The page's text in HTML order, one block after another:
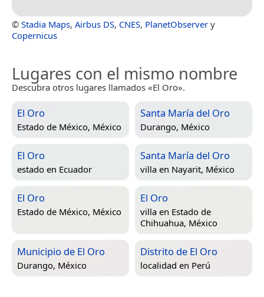
© Stadia Maps, Airbus DS, CNES, PlanetObserver y
Copernicus
Lugares con el mismo nombre
Descubra otros lugares llamados «El Oro».
El Oro
Estado de México, México
Santa María del Oro
Durango, México
El Oro
estado en Ecuador
Santa María del Oro
villa en Nayarit, México
El Oro
Estado de México, México
El Oro
villa en Estado de
Chihuahua, México
Municipio de El Oro
Durango, México
Distrito de El Oro
localidad en Perú